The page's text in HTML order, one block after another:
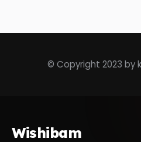
© Copyright 2023 by
Wishibam